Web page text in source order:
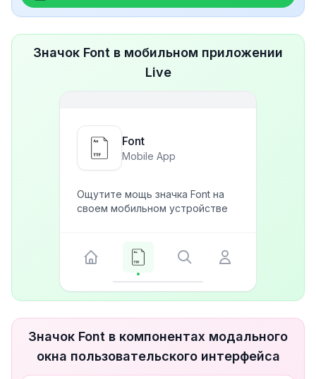
Значок Font в мобильном приложении
Live
Font
Mobile App
Ощутите мощь значка Font на
своем мобильном устройстве
Значок Font в компонентах модального
окна пользовательского интерфейса